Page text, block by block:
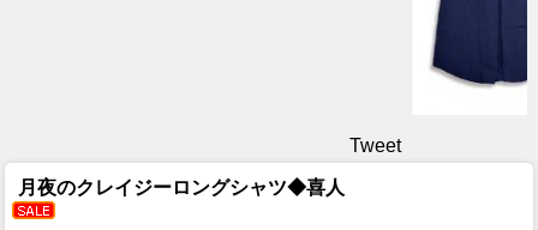
Tweet
月夜のクレイジーロングシャツ◆喜人